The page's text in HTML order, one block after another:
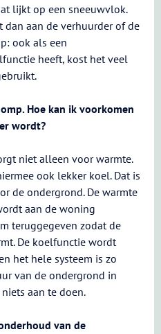
lijkt op een sneeuwvlok.
dan aan de verhuurder of de
ook als een
heeft, kost het veel
Hoe kan ik voorkomen
wordt?
niet alleen voor warmte.
ook lekker koel. Dat is
de ondergrond. De warmte
aan de woning
teruggegeven zodat de
De koelfunctie wordt
het hele systeem is zo
van de ondergrond in
aan te doen.
van de